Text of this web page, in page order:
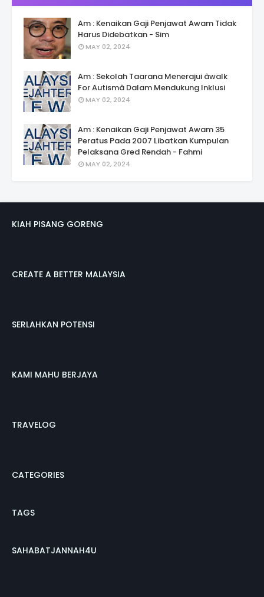
Am : Kenaikan Gaji Penjawat Awam Tidak
Harus Didebatkan - Sim
MAY 02, 2024
Am : Sekolah Taarana Menerajui âwalk
For Autismâ Dalam Mendukung Inklusi
MAY 02, 2024
Am : Kenaikan Gaji Penjawat Awam 35
Peratus Pada 2007 Libatkan Kumpulan
Pelaksana Gred Rendah - Fahmi
MAY 02, 2024
KIAH PISANG GORENG
CREATE A BETTER MALAYSIA
SERLAHKAN POTENSI
KAMI MAHU BERJAYA
TRAVELOG
CATEGORIES
TAGS
SAHABATJANNAH4U